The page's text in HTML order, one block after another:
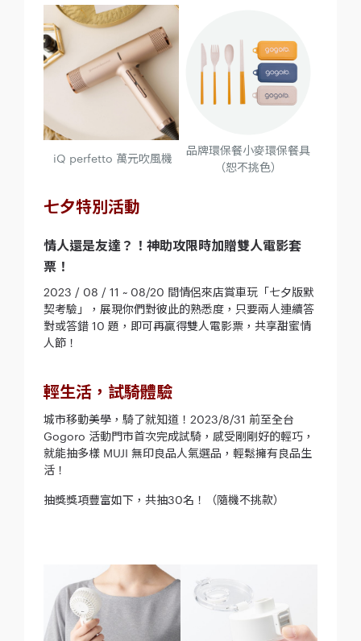
iQ perfetto 萬元吹風機
品牌環保餐小麥環保餐具
（恕不挑色）
七夕特別活動
情人還是友達？！神助攻限時加贈雙人電影套
票！
2023 / 08 / 11 ~ 08/20 間情侶來店賞車玩「七夕版默
契考驗」，展現你們對彼此的熟悉度，只要兩人連續答
對或答錯 10 題，即可再贏得雙人電影票，共享甜蜜情
人節！
輕生活，試騎體驗
城市移動美學，騎了就知道！2023/8/31 前至全台
Gogoro 活動門市首次完成試騎，感受剛剛好的輕巧，
就能抽多樣 MUJI 無印良品人氣選品，輕鬆擁有良品生
活！
抽獎獎項豐富如下，共抽30名！（隨機不挑款）